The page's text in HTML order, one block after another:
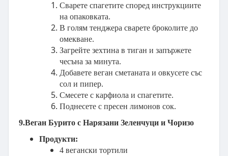
Сварете спагетите според инструкциите
на опаковката.
В голям тенджера сварете броколите до
омекване.
Загрейте зехтина в тиган и запържете
чесъна за минута.
Добавете веган сметаната и овкусете със
сол и пипер.
Смесете с карфиола и спагетите.
Поднесете с пресен лимонов сок.
9.Веган Бурито с Нарязани Зеленчуци и Чоризо
Продукти:
4 вегански тортили